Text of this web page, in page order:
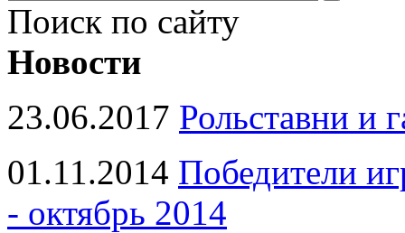
Поиск по сайту
Новости
23.06.2017 Рольставни и
01.11.2014 Победители
- октябрь 2014